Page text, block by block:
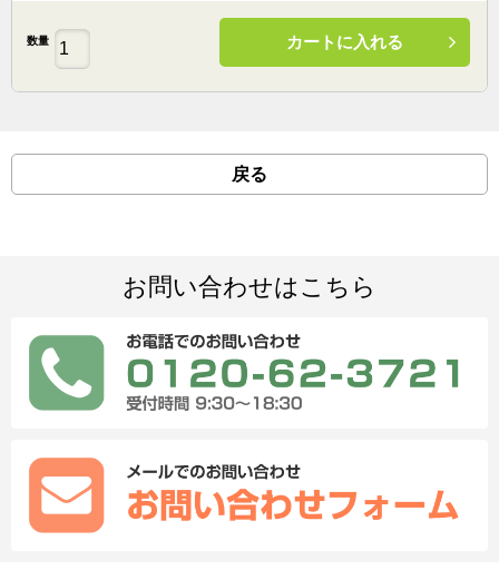
数量 カートに入れる
戻る
お問い合わせはこちら